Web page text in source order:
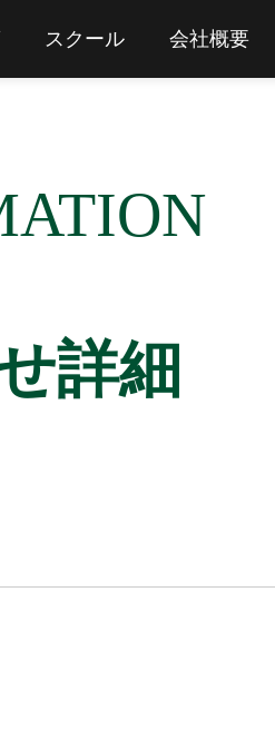
スクール 会社概要
詳細